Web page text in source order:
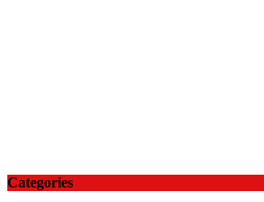
Categories